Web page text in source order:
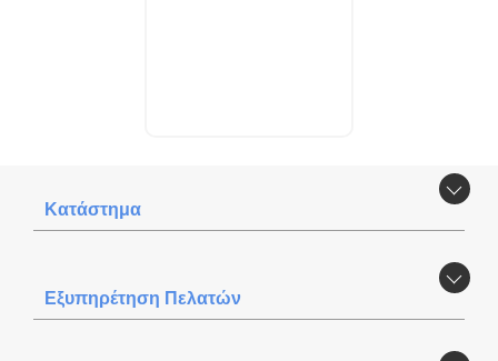
Κατάστημα
Εξυπηρέτηση Πελατών